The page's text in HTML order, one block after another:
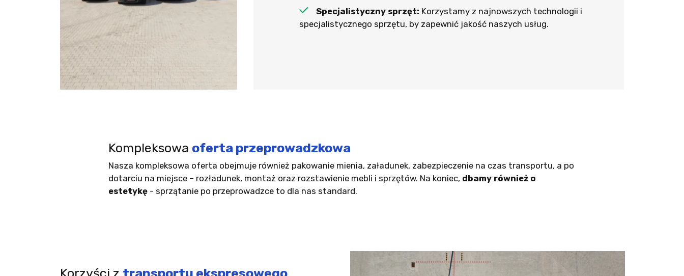
Specjalistyczny sprzęt: Korzystamy z najnowszych technologii i
specjalistycznego sprzętu, by zapewnić jakość naszych usług.
Kompleksowa oferta przeprowadzkowa
Nasza kompleksowa oferta obejmuje również pakowanie mienia, załadunek, zabezpieczenie na czas transportu, a po
dotarciu na miejsce – rozładunek, montaż oraz rozstawienie mebli i sprzętów. Na koniec, dbamy również o
estetykę - sprzątanie po przeprowadzce to dla nas standard.